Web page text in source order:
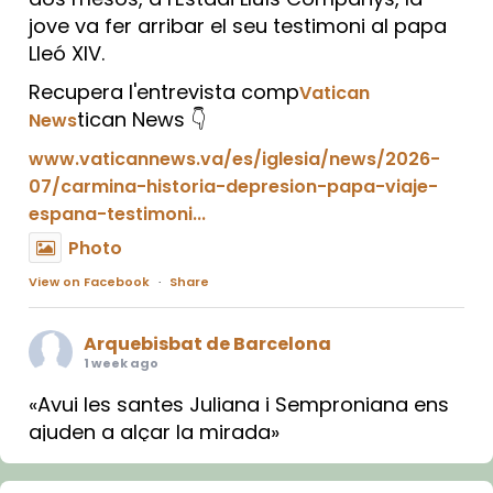
jove va fer arribar el seu testimoni al papa
Lleó XIV.
Recupera l'entrevista compVatican
Newstican News 👇
www.vaticannews.va/es/iglesia/news/2026-
07/carmina-historia-depresion-papa-viaje-
espana-testimoni...
Photo
View on Facebook · Share
Arquebisbat de Barcelona
1 week ago
«Avui les santes Juliana i Semproniana ens
ajuden a alçar la mirada»
Mons. Sergi Gordo, bisbe de Tortosa, ha